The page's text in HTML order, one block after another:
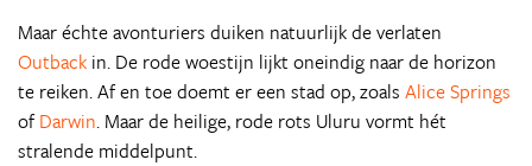
Maar échte avonturiers duiken natuurlijk de verlaten
Outback in. De rode woestijn lijkt oneindig naar de horizon
te reiken. Af en toe doemt er een stad op, zoals Alice Springs
ofDarwin. Maar de heilige, rode rots Uluru vormt hét
stralende middelpunt.